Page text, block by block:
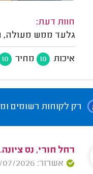
חוות דעת:
גלעד ממש מעולה,
איכות 10 מחיר 10
רק לקוחות רשומים
רחל חורי, נס ציונה.
אשרור: 27/07/2026